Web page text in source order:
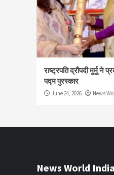
राष्ट्रपति द्रौपदी मुर्मु ने
पद्म पुरस्कार
June 24, 2026 News
News World India